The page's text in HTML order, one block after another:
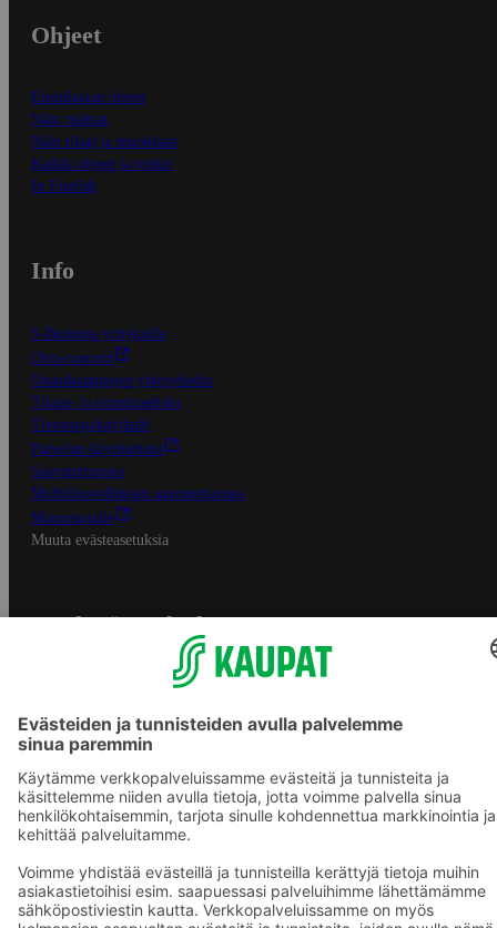
Ohjeet
Ensitilaajan ohjeet
Näin maksat
Näin tilaat ja muokkaat
Kaikki ohjeet ja vinkit
In English
Info
S-Business yrityksille
Oiva-raportit
Osuuskauppojen yhteystiedot
Tilaus- ja toimitusehdot
Tietosuojakäytäntö
Palvelun käyttöehdot
Saavutettavuus
Mobiilisovelluksen saavutettavuus
Mainostajalle
Muuta evästeasetuksia
S-ryhmän palvelut
Asiakasomistajuus
Yhteishyvä Ruoka -sovellus
Prisma.fi
Sokos.fi
S-Pankki
Sokos Hotels
Raflaamo